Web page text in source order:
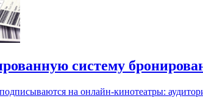
систему